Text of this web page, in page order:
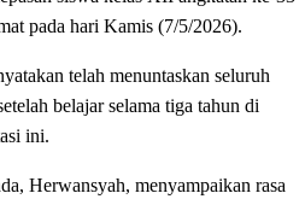
pada hari Kamis (7/5/2026).
telah menuntaskan seluruh
belajar selama tiga tahun di
ini.
Herwansyah, menyampaikan rasa